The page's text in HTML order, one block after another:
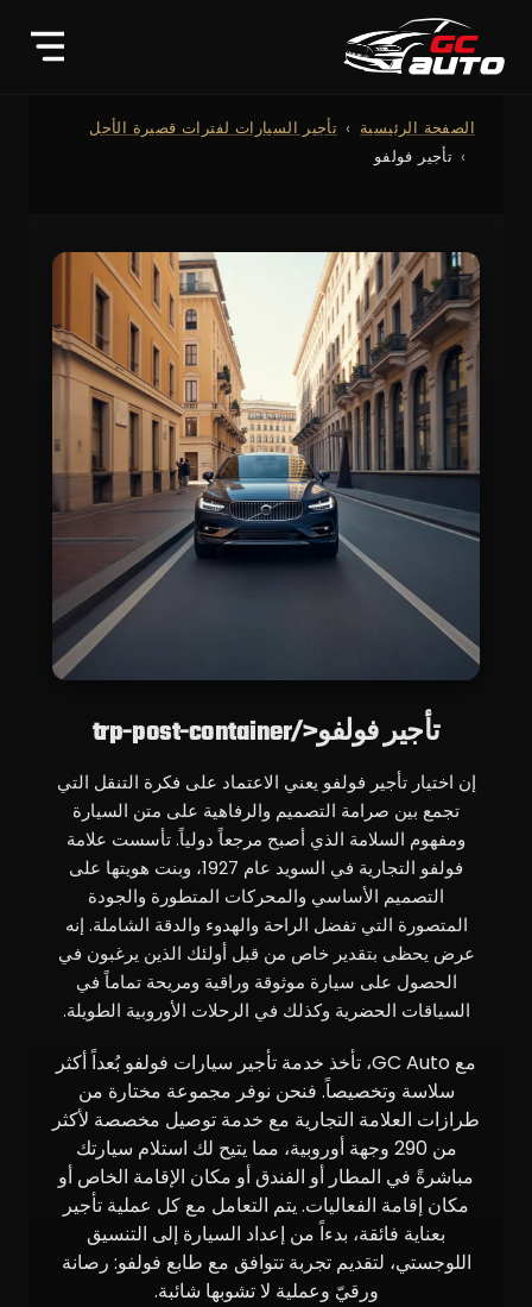
الصفحة الرئيسية
تأجير السيارات لفترات قصيرة الأجل
تأجير فولفو
تأجير فولفو</trp-post-container
إن اختيار تأجير فولفو يعني الاعتماد على فكرة التنقل التي
تجمع بين صرامة التصميم والرفاهية على متن السيارة
ومفهوم السلامة الذي أصبح مرجعاً دولياً. تأسست علامة
فولفو التجارية في السويد عام 1927، وبنت هويتها على
التصميم الأساسي والمحركات المتطورة والجودة
المتصورة التي تفضل الراحة والهدوء والدقة الشاملة. إنه
عرض يحظى بتقدير خاص من قبل أولئك الذين يرغبون في
الحصول على سيارة موثوقة وراقية ومريحة تماماً في
السياقات الحضرية وكذلك في الرحلات الأوروبية الطويلة.
مع GC Auto، تأخذ خدمة تأجير سيارات فولفو بُعداً أكثر
سلاسة وتخصيصاً. فنحن نوفر مجموعة مختارة من
طرازات العلامة التجارية مع خدمة توصيل مخصصة لأكثر
من 290 وجهة أوروبية، مما يتيح لك استلام سيارتك
مباشرةً في المطار أو الفندق أو مكان الإقامة الخاص أو
مكان إقامة الفعاليات. يتم التعامل مع كل عملية تأجير
بعناية فائقة، بدءاً من إعداد السيارة إلى التنسيق
اللوجستي، لتقديم تجربة تتوافق مع طابع فولفو: رصانة
ورقيّ وعملية لا تشوبها شائبة.